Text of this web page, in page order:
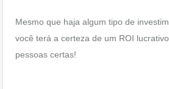
Mesmo que haja algum tipo de
você terá a certeza de um ROI
pessoas certas!